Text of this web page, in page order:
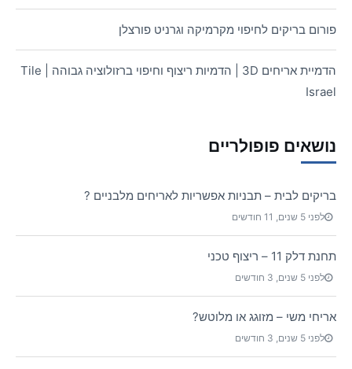
פורום בריקים לחיפוי מקרמיקה וגרניט פורצלן
הדמיית אריחים 3D | הדמיות ריצוף וחיפוי ברזולוציה גבוהה | Tile
Israel
נושאים פופולריים
בריקים לבית – תבניות אפשריות לאריחים מלבניים ?
לפני 5 שנים, 11 חודשים
תחנת דלק 11 – ריצוף טכני
לפני 5 שנים, 3 חודשים
אריחי משי – מזוגג או מלוטש?
לפני 5 שנים, 3 חודשים